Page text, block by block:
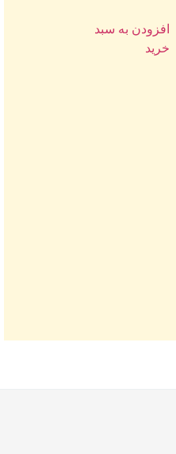
افزودن به سبد
خرید